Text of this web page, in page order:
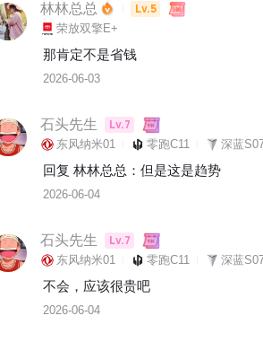
林林总总 Lv.5
荣放双擎E+
那肯定不是省钱
2026-06-03
石头先生 Lv.7
东风纳米01 零跑C11 深蓝
回复 林林总总 ： 但是这是趋势
2026-06-04
石头先生 Lv.7
东风纳米01 零跑C11 深蓝
不会，应该很贵吧
2026-06-04